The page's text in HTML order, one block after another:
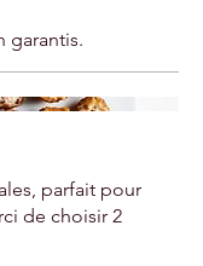
garantis.
parfait pour
de choisir 2